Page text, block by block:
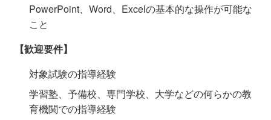
PowerPoint、Word、Excelの基本的な操作が可能な
こと
【歓迎要件】
対象試験の指導経験
学習塾、予備校、専門学校、大学などの何らかの教
育機関での指導経験